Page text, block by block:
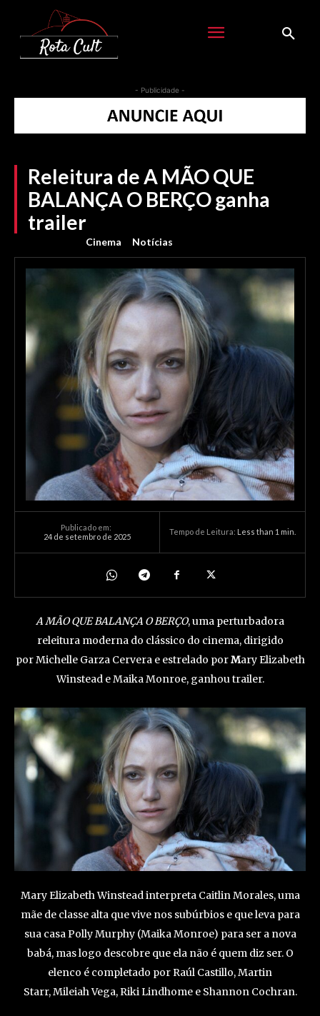
- Publicidade -
Releitura de A MÃO QUE
BALANÇA O BERÇO ganha
trailer
Cinema Notícias
Publicado em:
24 de setembro de 2025
Tempo de Leitura: Less than 1 min.
A MÃO QUE BALANÇA O BERÇO, uma perturbadora
releitura moderna do clássico do cinema, dirigido
por Michelle Garza Cervera e estrelado porMary Elizabeth
Winstead e Maika Monroe, ganhou trailer.
Mary Elizabeth Winstead interpreta Caitlin Morales, uma
mãe de classe alta que vive nos subúrbios e que leva para
sua casa Polly Murphy (Maika Monroe) para ser a nova
babá, mas logo descobre que ela não é quem diz ser. O
elenco é completado por Raúl Castillo, Martin
Starr, Mileiah Vega, Riki Lindhome e Shannon Cochran.